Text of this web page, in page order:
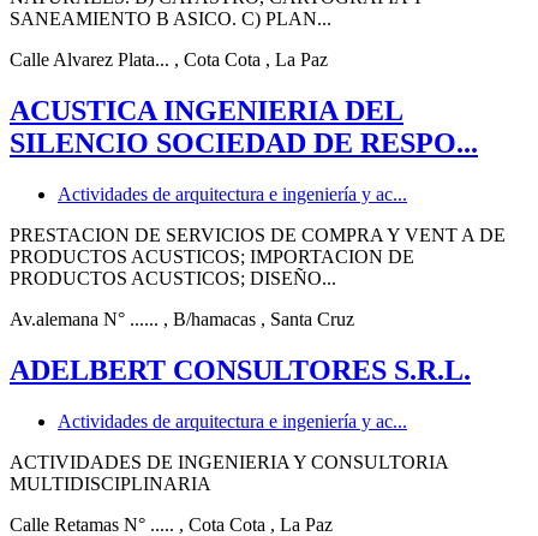
SANEAMIENTO B ASICO. C) PLAN...
Calle Alvarez Plata... , Cota Cota , La Paz
ACUSTICA INGENIERIA DEL
SILENCIO SOCIEDAD DE RESPO...
Actividades de arquitectura e ingeniería y ac...
PRESTACION DE SERVICIOS DE COMPRA Y VENT A DE
PRODUCTOS ACUSTICOS; IMPORTACION DE
PRODUCTOS ACUSTICOS; DISEÑO...
Av.alemana N° ...... , B/hamacas , Santa Cruz
ADELBERT CONSULTORES S.R.L.
Actividades de arquitectura e ingeniería y ac...
ACTIVIDADES DE INGENIERIA Y CONSULTORIA
MULTIDISCIPLINARIA
Calle Retamas N° ..... , Cota Cota , La Paz